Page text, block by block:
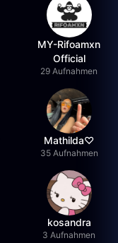
MY-Rifoamxn
Official
29 Aufnahmen
Mathilda♡︎
35 Aufnahmen
kosandra
3 Aufnahmen